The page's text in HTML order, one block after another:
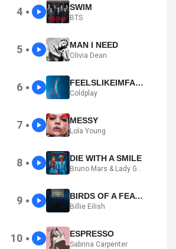
4 ● SWIM
BTS
5 ● MAN I NEED
Olivia Dean
6 ● FEELSLIKEIMFALLINGINLOVE
Coldplay
7 ● MESSY
Lola Young
8 ● DIE WITH A SMILE
Bruno Mars & Lady Gaga
9 ● BIRDS OF A FEATHER
Billie Eilish
10 ● ESPRESSO
Sabrina Carpenter